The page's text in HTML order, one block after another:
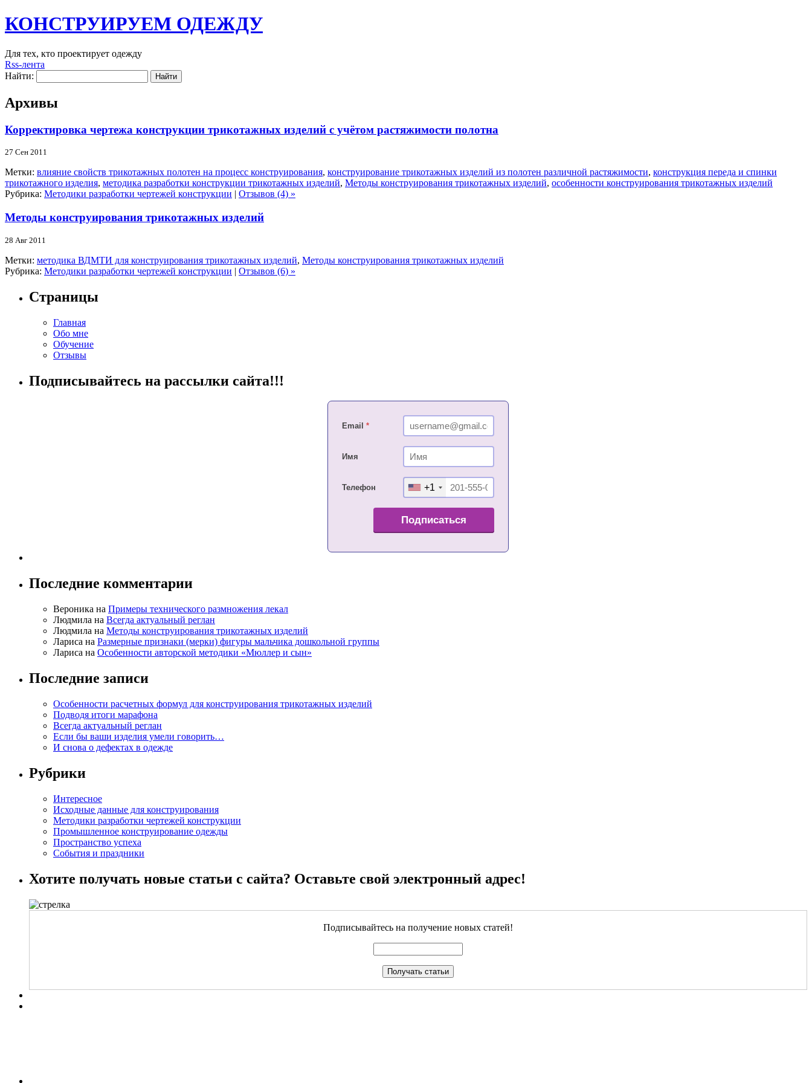
КОНСТРУИРУЕМ ОДЕЖДУ
Для тех, кто проектирует одежду
Rss-лента
Найти:
Архивы
Корректировка чертежа конструкции трикотажных изделий с учётом растяжимости полотна
27 Сен 2011
Метки: влияние свойств трикотажных полотен на процесс конструирования, конструирование трикотажных изделий из полотен различной растяжимости, конструкция переда и спинки
трикотажного изделия, методика разработки конструкции трикотажных изделий, Методы конструирования трикотажных изделий, особенности конструирования трикотажных изделий
Рубрика: Методики разработки чертежей конструкции | Отзывов (4) »
Методы конструирования трикотажных изделий
28 Авг 2011
Метки: методика ВДМТИ для конструирования трикотажных изделий, Методы конструирования трикотажных изделий
Рубрика: Методики разработки чертежей конструкции | Отзывов (6) »
Страницы
Главная
Обо мне
Обучение
Отзывы
Подписывайтесь на рассылки сайта!!!
Email *
Имя
Телефон +1
Подписаться
Последние комментарии
Вероника на Примеры технического размножения лекал
Людмила на Всегда актуальный реглан
Людмила на Методы конструирования трикотажных изделий
Лариса на Размерные признаки (мерки) фигуры мальчика дошкольной группы
Лариса на Особенности авторской методики «Мюллер и сын»
Последние записи
Особенности расчетных формул для конструирования трикотажных изделий
Подводя итоги марафона
Всегда актуальный реглан
Если бы ваши изделия умели говорить…
И снова о дефектах в одежде
Рубрики
Интересное
Исходные данные для конструирования
Методики разработки чертежей конструкции
Промышленное конструирование одежды
Пространство успеха
События и праздники
Хотите получать новые статьи с сайта? Оставьте свой электронный адрес!
Подписывайтесь на получение новых статей!